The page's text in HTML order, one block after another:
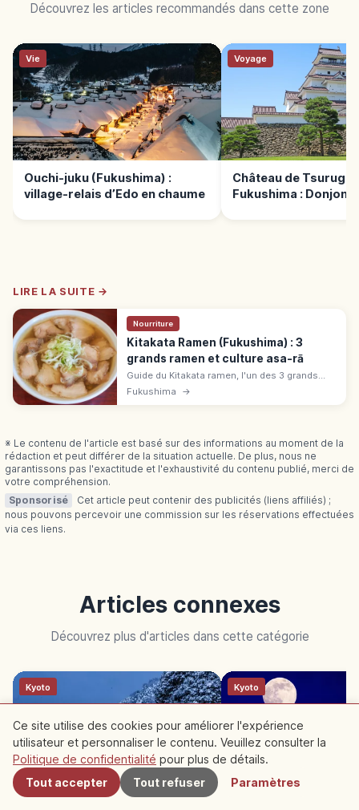
Découvrez les articles recommandés dans cette zone
Vie
Ouchi-juku (Fukushima) :
village-relais d’Edo en chaume
Voyage
Château de Tsuruga,
Fukushima : Donjon
LIRE LA SUITE →
Nourriture
Kitakata Ramen (Fukushima) : 3
grands ramen et culture asa-rā
Guide du Kitakata ramen, l'un des 3 grands
ramen du Japon : nouilles plates ondulées,
Fukushima →
※ Le contenu de l'article est basé sur des informations au moment de la
rédaction et peut différer de la situation actuelle. De plus, nous ne
garantissons pas l'exactitude et l'exhaustivité du contenu publié, merci de
votre compréhension.
Sponsorisé
Cet article peut contenir des publicités (liens affiliés) ;
nous pouvons percevoir une commission sur les réservations effectuées
via ces liens.
Articles connexes
Découvrez plus d'articles dans cette catégorie
Kyoto Kyoto
À proximité
Ce site utilise des cookies pour améliorer l'expérience
utilisateur et personnaliser le contenu. Veuillez consulter la
Politique de confidentialité pour plus de détails.
Tout accepter
Tout refuser Paramètres